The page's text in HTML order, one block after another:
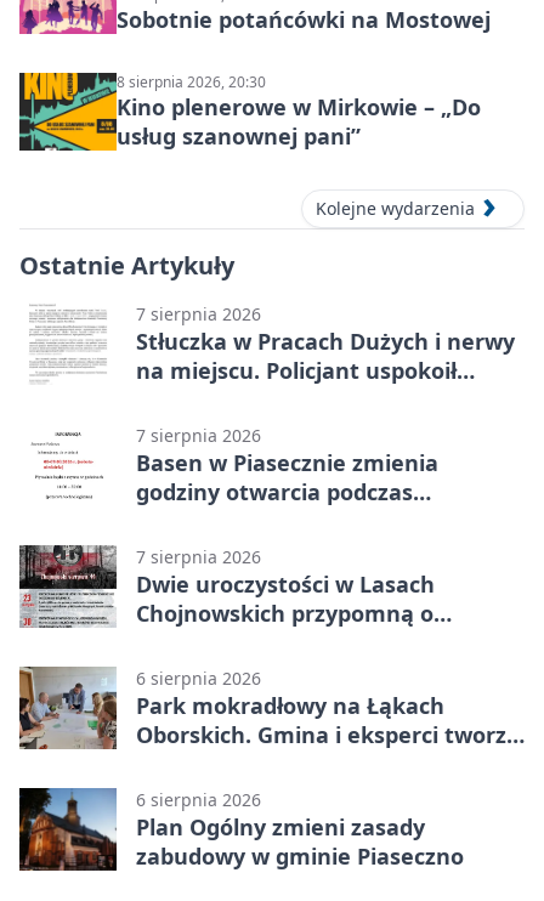
Sobotnie potańcówki na Mostowej
8 sierpnia 2026, 20:30
Kino plenerowe w Mirkowie – „Do
usług szanownej pani”
Kolejne wydarzenia
Ostatnie Artykuły
7 sierpnia 2026
Stłuczka w Pracach Dużych i nerwy
na miejscu. Policjant uspokoił
7 sierpnia 2026
Basen w Piasecznie zmienia
godziny otwarcia podczas
7 sierpnia 2026
Dwie uroczystości w Lasach
Chojnowskich przypomną o
6 sierpnia 2026
Park mokradłowy na Łąkach
Oborskich. Gmina i eksperci tworzą
6 sierpnia 2026
Plan Ogólny zmieni zasady
zabudowy w gminie Piaseczno